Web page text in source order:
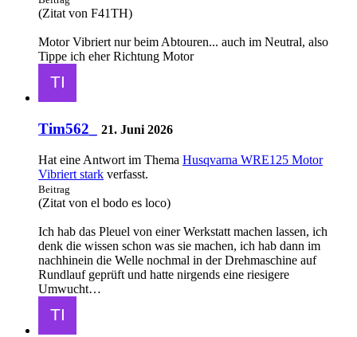
(Zitat von F41TH)
Motor Vibriert nur beim Abtouren... auch im Neutral, also
Tippe ich eher Richtung Motor
Tim562_ 21. Juni 2026
Hat eine Antwort im Thema Husqvarna WRE125 Motor
Vibriert stark verfasst.
Beitrag
(Zitat von el bodo es loco)
Ich hab das Pleuel von einer Werkstatt machen lassen, ich
denk die wissen schon was sie machen, ich hab dann im
nachhinein die Welle nochmal in der Drehmaschine auf
Rundlauf geprüft und hatte nirgends eine riesigere
Umwucht…